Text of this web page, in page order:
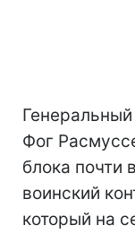
Фог
блока почти
воинский
который на